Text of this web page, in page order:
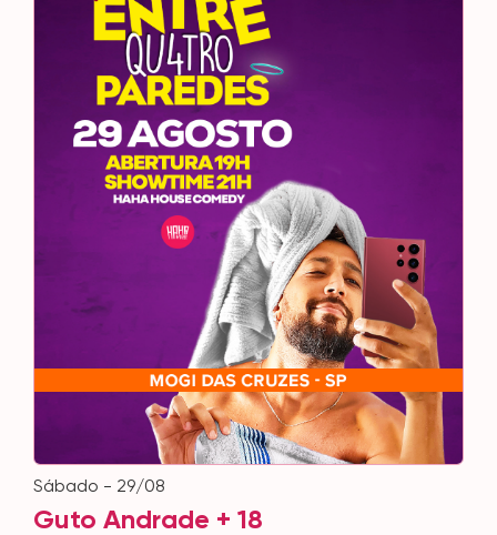
sábado - 29/08
Guto Andrade + 18